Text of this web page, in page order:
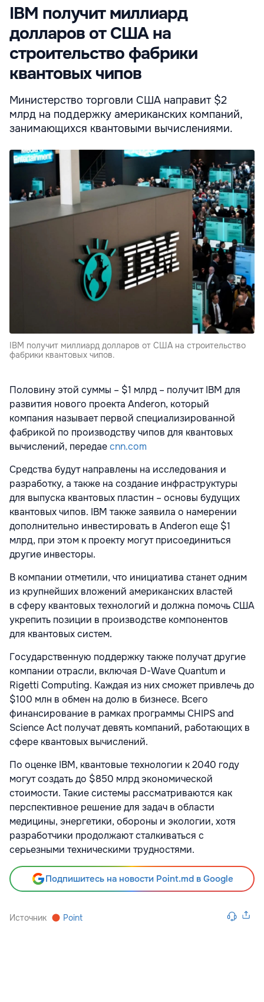
IBM получит миллиард
долларов от США на
строительство фабрики
квантовых чипов
Министерство торговли США направит $2
млрд на поддержку американских компаний,
занимающихся квантовыми вычислениями.
IBM получит миллиард долларов от США на строительство
фабрики квантовых чипов.
Половину этой суммы – $1 млрд – получит IBM для
развития нового проекта Anderon, который
компания называет первой специализированной
фабрикой по производству чипов для квантовых
вычислений, передаеcnn.com
Средства будут направлены на исследования и
разработку, а также на создание инфраструктуры
для выпуска квантовых пластин – основы будущих
квантовых чипов. IBM также заявила о намерении
дополнительно инвестировать в Anderon еще $1
млрд, при этом к проекту могут присоединиться
другие инвесторы.
В компании отметили, что инициатива станет одним
из крупнейших вложений американских властей
в сферу квантовых технологий и должна помочь США
укрепить позиции в производстве компонентов
для квантовых систем.
Государственную поддержку также получат другие
компании отрасли, включая D-Wave Quantum и
Rigetti Computing. Каждая из них сможет привлечь до
$100 млн в обмен на долю в бизнесе. Всего
финансирование в рамках программы CHIPS and
Science Act получат девять компаний, работающих в
сфере квантовых вычислений.
По оценке IBM, квантовые технологии к 2040 году
могут создать до $850 млрд экономической
стоимости. Такие системы рассматриваются как
перспективное решение для задач в области
медицины, энергетики, обороны и экологии, хотя
разработчики продолжают сталкиваться с
серьезными техническими трудностями.
Подпишитесь на новости Point.md в Google
Источник Point